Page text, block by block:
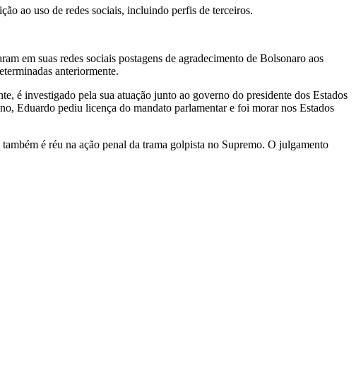
ao uso de redes sociais, incluindo perfis de terceiros.
em suas redes sociais postagens de agradecimento de Bolsonaro aos
anteriormente.
é investigado pela sua atuação junto ao governo do presidente dos Estados
Eduardo pediu licença do mandato parlamentar e foi morar nos Estados
é réu na ação penal da trama golpista no Supremo. O julgamento